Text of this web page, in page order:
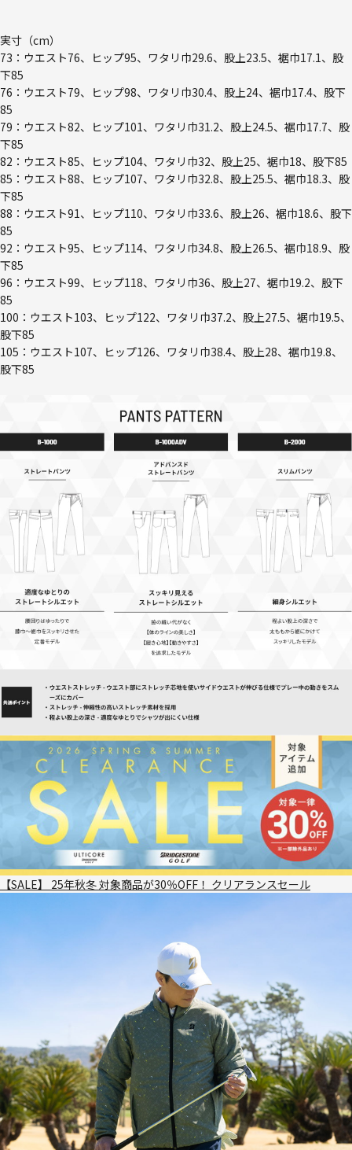
実寸（cm）
73：ウエスト76、ヒップ95、ワタリ巾29.6、股上23.5、裾巾17.1、股
下85
76：ウエスト79、ヒップ98、ワタリ巾30.4、股上24、裾巾17.4、股下
85
79：ウエスト82、ヒップ101、ワタリ巾31.2、股上24.5、裾巾17.7、股
下85
82：ウエスト85、ヒップ104、ワタリ巾32、股上25、裾巾18、股下85
85：ウエスト88、ヒップ107、ワタリ巾32.8、股上25.5、裾巾18.3、股
下85
88：ウエスト91、ヒップ110、ワタリ巾33.6、股上26、裾巾18.6、股下
85
92：ウエスト95、ヒップ114、ワタリ巾34.8、股上26.5、裾巾18.9、股
下85
96：ウエスト99、ヒップ118、ワタリ巾36、股上27、裾巾19.2、股下
85
100：ウエスト103、ヒップ122、ワタリ巾37.2、股上27.5、裾巾19.5、
股下85
105：ウエスト107、ヒップ126、ワタリ巾38.4、股上28、裾巾19.8、
股下85
【SALE】 25年秋冬 対象商品が30％OFF！ クリアランスセール